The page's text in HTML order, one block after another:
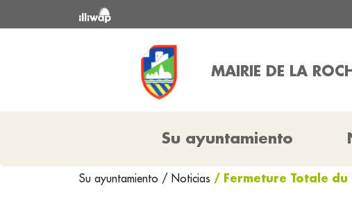
MAIRIE DE LA
Su ayuntamiento
Su ayuntamiento / Noticias / Fermeture Totale